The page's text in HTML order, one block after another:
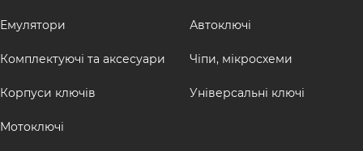
Емулятори
Комплектуючі та аксесуари
Корпуси ключів
Мотоключі
Автоключі
Чіпи, мікросхеми
Універсальні ключі